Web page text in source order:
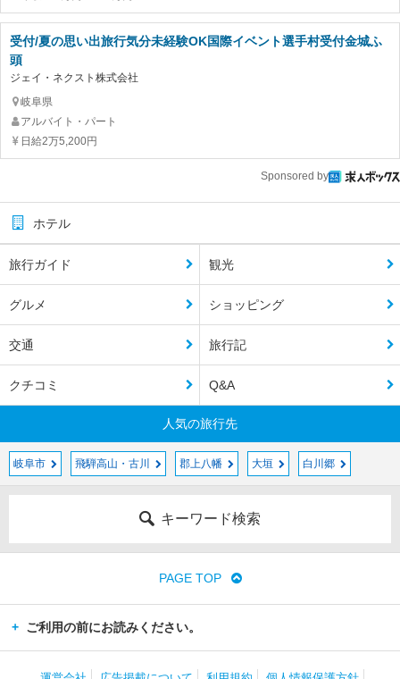
受付/夏の思い出旅行気分未経験OK国際イベント選手村受付金城ふ
頭
ジェイ・ネクスト株式会社
岐阜県
アルバイト・パート
日給2万5,200円
Sponsored by
ホテル
旅行ガイド 観光
グルメ ショッピング
交通 旅行記
クチコミ Q&A
人気の旅行先
岐阜市 飛騨高山・古川 郡上八幡 大垣 白川郷
キーワード検索
PAGE TOP
ご利用の前にお読みください。